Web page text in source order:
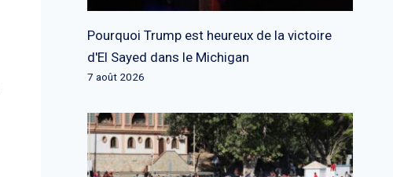
Pourquoi Trump est heureux de la victoire
d'El Sayed dans le Michigan
7 août 2026